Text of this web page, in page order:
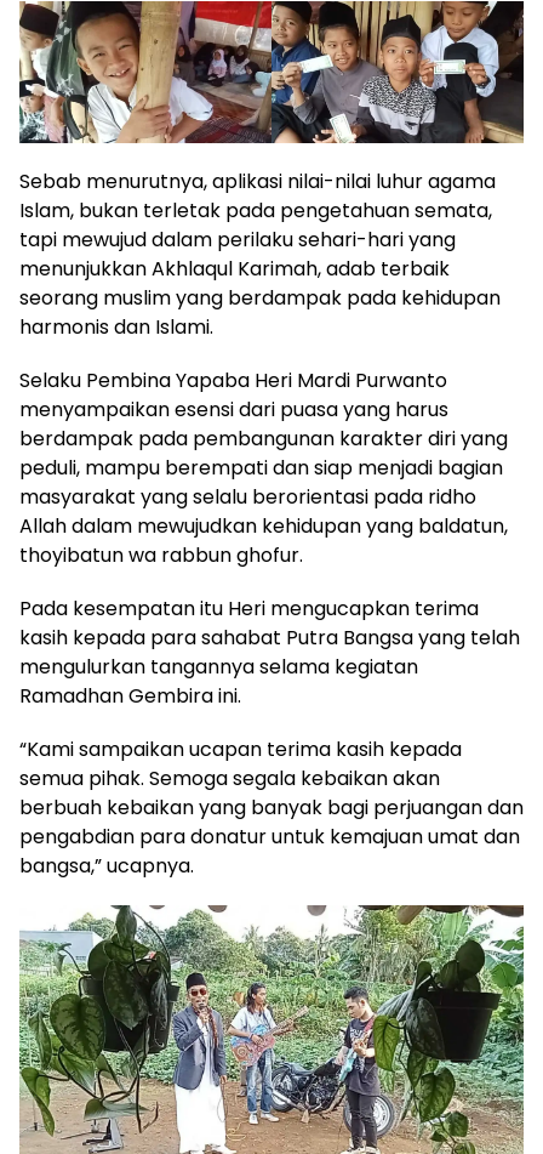
Sebab menurutnya, aplikasi nilai-nilai luhur agama
Islam, bukan terletak pada pengetahuan semata,
tapi mewujud dalam perilaku sehari-hari yang
menunjukkan Akhlaqul Karimah, adab terbaik
seorang muslim yang berdampak pada kehidupan
harmonis dan Islami.
Selaku Pembina Yapaba Heri Mardi Purwanto
menyampaikan esensi dari puasa yang harus
berdampak pada pembangunan karakter diri yang
peduli, mampu berempati dan siap menjadi bagian
masyarakat yang selalu berorientasi pada ridho
Allah dalam mewujudkan kehidupan yang baldatun,
thoyibatun wa rabbun ghofur.
Pada kesempatan itu Heri mengucapkan terima
kasih kepada para sahabat Putra Bangsa yang telah
mengulurkan tangannya selama kegiatan
Ramadhan Gembira ini.
“Kami sampaikan ucapan terima kasih kepada
semua pihak. Semoga segala kebaikan akan
berbuah kebaikan yang banyak bagi perjuangan dan
pengabdian para donatur untuk kemajuan umat dan
bangsa,” ucapnya.